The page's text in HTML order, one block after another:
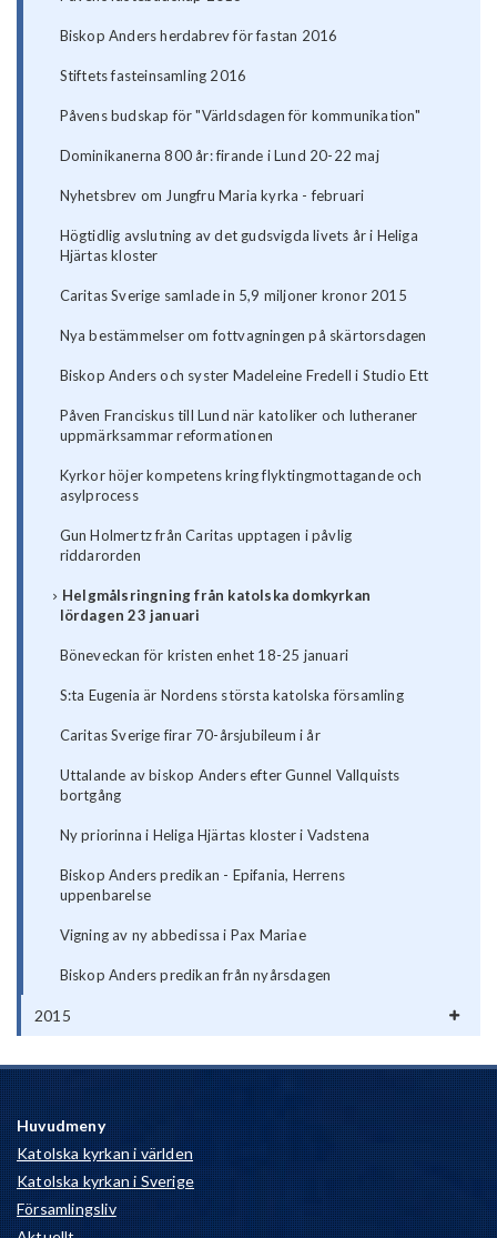
Biskop Anders herdabrev för fastan 2016
Stiftets fasteinsamling 2016
Påvens budskap för "Världsdagen för kommunikation"
Dominikanerna 800 år: firande i Lund 20-22 maj
Nyhetsbrev om Jungfru Maria kyrka - februari
Högtidlig avslutning av det gudsvigda livets år i Heliga
Hjärtas kloster
Caritas Sverige samlade in 5,9 miljoner kronor 2015
Nya bestämmelser om fottvagningen på skärtorsdagen
Biskop Anders och syster Madeleine Fredell i Studio Ett
Påven Franciskus till Lund när katoliker och lutheraner
uppmärksammar reformationen
Kyrkor höjer kompetens kring flyktingmottagande och
asylprocess
Gun Holmertz från Caritas upptagen i påvlig
riddarorden
Helgmålsringning från katolska domkyrkan
lördagen 23 januari
Böneveckan för kristen enhet 18-25 januari
S:ta Eugenia är Nordens största katolska församling
Caritas Sverige firar 70-årsjubileum i år
Uttalande av biskop Anders efter Gunnel Vallquists
bortgång
Ny priorinna i Heliga Hjärtas kloster i Vadstena
Biskop Anders predikan - Epifania, Herrens
uppenbarelse
Vigning av ny abbedissa i Pax Mariae
Biskop Anders predikan från nyårsdagen
2015
Huvudmeny
Katolska kyrkan i världen
Katolska kyrkan i Sverige
Församlingsliv